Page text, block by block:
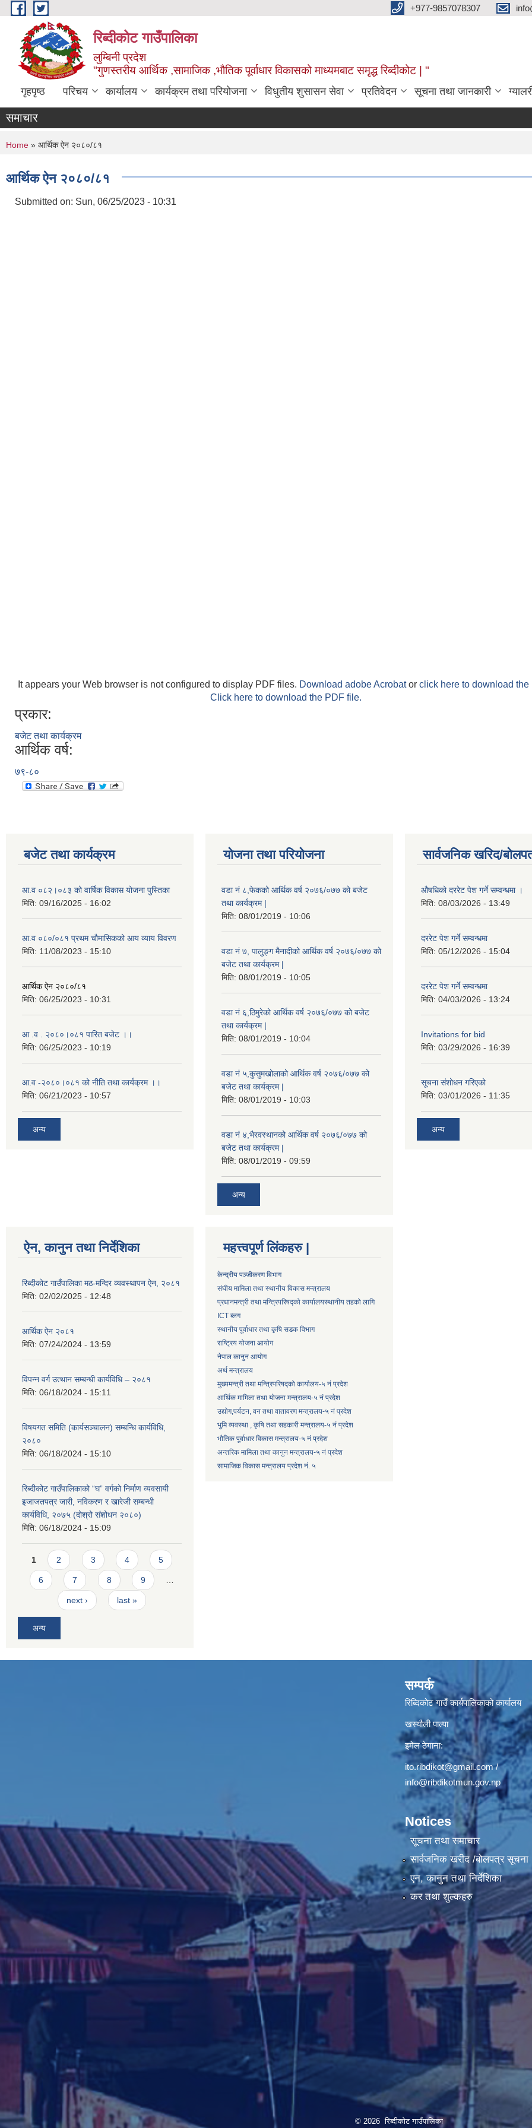
Skip to main content +977-9857078307
रिब्दीकोट गाउँपालिका
लुम्बिनी प्रदेश
"गुणस्तरीय आर्थिक ,सामाजिक ,भौतिक पूर्वाधार विकासको माध्यमबाट समृद्ध रिब्दीकोट | "
गृहपृष्ठ परिचय कार्यालय कार्यक्रम तथा परियोजना विधुतीय शुसासन सेवा प्रतिवेदन सूचना तथा जानकारी
समाचार
You are here
Home » आर्थिक ऐन २०८०/८१
आर्थिक ऐन २०८०/८१
Submitted on: Sun, 06/25/2023 - 10:31
It appears your Web browser is not configured to display PDF files. Download adobe Acrobator click here to download the
Click here to download the PDF file.
प्रकार:
बजेट तथा कार्यक्रम
आर्थिक वर्ष:
७९-८०
बजेट तथा कार्यक्रम
आ.व ०८२।०८३ को वार्षिक विकास योजना पुस्तिका
मिति: 09/16/2025 - 16:02
आ.व ०८०/०८१ प्रथम चौमासिकको आय व्याय विवरण
मिति: 11/08/2023 - 15:10
आर्थिक ऐन २०८०/८१
मिति: 06/25/2023 - 10:31
आ .व . २०८०।०८१ पारित बजेट ।।
मिति: 06/25/2023 - 10:19
आ.व -२०८०।०८१ को नीति तथा कार्यक्रम ।।
मिति: 06/21/2023 - 10:57
अन्य
योजना तथा परियोजना
वडा नं ८,फेकको आर्थिक वर्ष २०७६/०७७ को बजेट
तथा कार्यक्रम |
मिति: 08/01/2019 - 10:06
वडा नं ७, पालुङ्ग मैनादीको आर्थिक वर्ष २०७६/०७७ को
बजेट तथा कार्यक्रम |
मिति: 08/01/2019 - 10:05
वडा नं ६,ठिमुरेको आर्थिक वर्ष २०७६/०७७ को बजेट
तथा कार्यक्रम |
मिति: 08/01/2019 - 10:04
वडा नं ५,कुसुमखोलाको आर्थिक वर्ष २०७६/०७७ को
बजेट तथा कार्यक्रम |
मिति: 08/01/2019 - 10:03
वडा नं ४,भैरवस्थानको आर्थिक वर्ष २०७६/०७७ को
बजेट तथा कार्यक्रम |
मिति: 08/01/2019 - 09:59
अन्य
सार्वजनिक खरिद/
औषधिको दररेट पेश गर्ने सम्वन्धमा ।
मिति: 08/03/2026 - 13:49
दररेट पेश गर्ने सम्वन्धमा
मिति: 05/12/2026 - 15:04
दररेट पेश गर्ने सम्वन्धमा
मिति: 04/03/2026 - 13:24
Invitations for bid
मिति: 03/29/2026 - 16:39
सूचना संशोधन गरिएको
मिति: 03/01/2026 - 11:35
अन्य
ऐन, कानुन तथा निर्देशिका
रिब्दीकोट गाउँपालिका मठ-मन्दिर व्यवस्थापन ऐन, २०८१
मिति: 02/02/2025 - 12:48
आर्थिक ऐन २०८१
मिति: 07/24/2024 - 13:59
विपन्न वर्ग उत्थान सम्बन्धी कार्यविधि – २०८१
मिति: 06/18/2024 - 15:11
विषयगत समिति (कार्यसञ्चालन) सम्बन्धि कार्यविधि,
२०८०
मिति: 06/18/2024 - 15:10
रिब्दीकोट गाउँपालिकाको “घ” वर्गको निर्माण व्यवसायी
इजाजतपत्र जारी, नविकरण र खारेजी सम्बन्धी
कार्यविधि, २०७५ (दोश्रो संशोधन २०८०)
मिति: 06/18/2024 - 15:09
Pages
1 2 3 4 5
6 7 8 9
next › last »
अन्य
महत्त्वपूर्ण लिंकहरु |
केन्द्रीय पञ्जीकरण विभाग
संघीय मामिला तथा स्थानीय विकास मन्त्रालय
प्रधानमन्त्री तथा मन्त्रिपरिषद्को कार्यालयस्थानीय तहको लागि
ICT ब्लग
स्थानीय पूर्वाधार तथा कृषि सडक विभाग
राष्ट्रिय योजना आयोग
नेपाल कानुन आयोग
अर्थ मन्त्रालय
मुख्यमन्त्री तथा मन्त्रिपरिषद्को कार्यालय-५ नं प्रदेश
आर्थिक मामिला तथा योजना मन्त्रालय-५ नं प्रदेश
उद्याेग,पर्यटन, वन तथा वातावरण मन्त्रालय-५ नं प्रदेश
भुमि व्यवस्था , कृषि तथा सहकारी मन्त्रालय-५ नं प्रदेश
भौतिक पूर्वाधार विकास मन्त्रालय-५ नं प्रदेश
अन्तरिक मामिला तथा कानुन मन्त्रालय-५ नं प्रदेश
सामाजिक विकास मन्त्रालय प्रदेश नं. ५
सम्पर्क
रिब्दिकोट गाउँ कार्यपालिकाको कार्यालय
खस्यौली पाल्पा
इमेल ठेगाना:
ito.ribdikot@gmail.com/
info@ribdikotmun.gov.np
Notices
सूचना तथा समाचार
सार्वजनिक खरीद /बोलपत्र सूचना
एन, कानुन तथा निर्देशिका
कर तथा शुल्कहरु
© 2026 रिब्दीकोट गाउँपालिका